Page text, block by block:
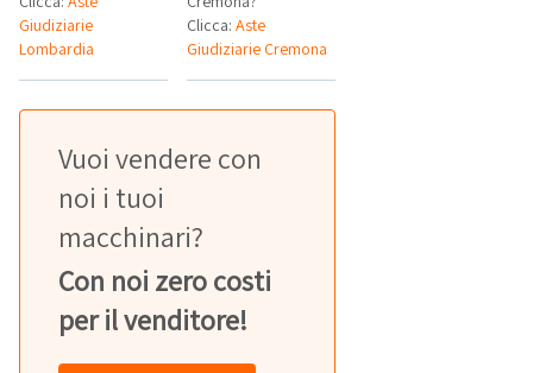
Giudiziarie
Lombardia
Clicca:Aste
Giudiziarie Cremona
Vuoi vendere con
noi i tuoi
macchinari?
Con noi zero costi
per il venditore!